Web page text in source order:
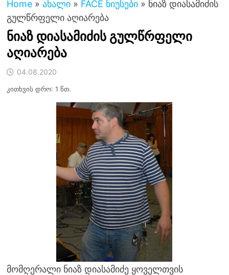
Home » ახალი » FACE ნიუსები » ნიაზ დიასამიძის
გულწრფელი აღიარება
ნიაზ დიასამიძის გულწრფელი
აღიარება
04.08.2020
კითხვის დრო: 1 წთ.
მომღერალი ნიაზ დიასამიძე ყოველთვის